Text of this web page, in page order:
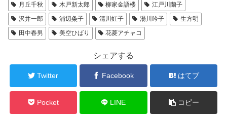
月丘千秋
木戸新太郎 柳家金語楼
江戸川蘭子
沢井一郎
浦辺粂子 清川虹子 湯川吟子
生方明
田中春男
美空ひばり 花菱アチャコ
シェアする
Twitter Facebook はてブ
Pocket LINE コピー